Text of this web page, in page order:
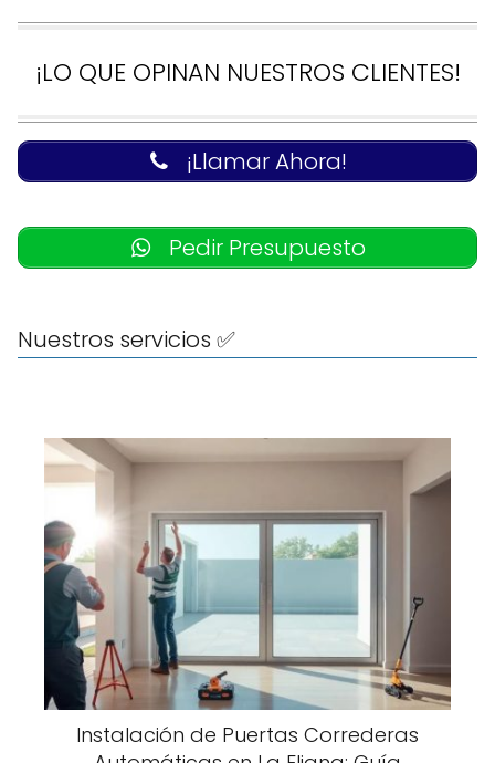
¡LO QUE OPINAN NUESTROS CLIENTES!
¡Llamar Ahora!
Pedir Presupuesto
Nuestros servicios ✅
Instalación de Puertas Correderas